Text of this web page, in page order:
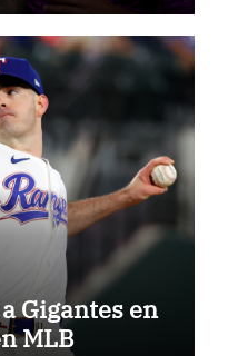
Gigantes en
MLB